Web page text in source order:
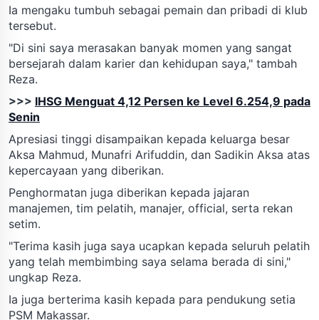
Ia mengaku tumbuh sebagai pemain dan pribadi di klub
tersebut.
"Di sini saya merasakan banyak momen yang sangat
bersejarah dalam karier dan kehidupan saya," tambah
Reza.
>>> IHSG Menguat 4,12 Persen ke Level 6.254,9 pada
Senin
Apresiasi tinggi disampaikan kepada keluarga besar
Aksa Mahmud, Munafri Arifuddin, dan Sadikin Aksa atas
kepercayaan yang diberikan.
Penghormatan juga diberikan kepada jajaran
manajemen, tim pelatih, manajer, official, serta rekan
setim.
"Terima kasih juga saya ucapkan kepada seluruh pelatih
yang telah membimbing saya selama berada di sini,"
ungkap Reza.
Ia juga berterima kasih kepada para pendukung setia
PSM Makassar.